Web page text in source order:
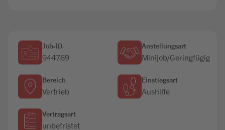
Job-ID
944769
Anstellungsart
Minijob/Geringfügig
Bereich
Vertrieb
Einstiegsart
Aushilfe
Vertragsart
unbefristet